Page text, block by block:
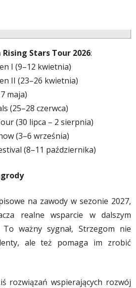
Stars Tour 2026:
I (9–12 kwietnia)
II (23–26 kwietnia)
maja)
(25–28 czerwca)
(30 lipca – 2 sierpnia)
(3–6 września)
(8–11 października)
na zawody w sezonie 2027,
realne wsparcie w dalszym
ważny sygnał, Strzegom nie
ale też pomaga im zrobić
rozwiązań wspierających rozwój